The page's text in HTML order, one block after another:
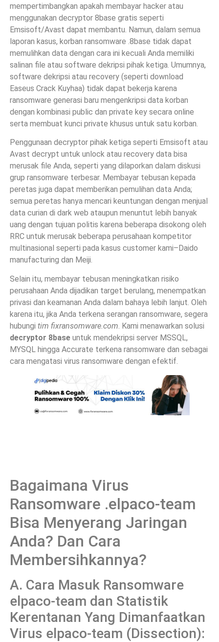
mempertimbangkan apakah membayar hacker atau
menggunakan decryptor 8base gratis seperti
Emsisoft/Avast dapat membantu. Namun, dalam semua
laporan kasus, korban ransomware .8base tidak dapat
memulihkan data dengan cara ini kecuali Anda memiliki
salinan file atau software dekripsi pihak ketiga. Umumnya,
software dekripsi atau recovery (seperti download
Easeus Crack Kuyhaa) tidak dapat bekerja karena
ransomware generasi baru mengenkripsi data korban
dengan kombinasi public dan private key secara online
serta membuat kunci private khusus untuk satu korban.
Penggunaan decryptor pihak ketiga seperti Emsisoft atau
Avast decrypt untuk unlock atau recovery data bisa
merusak file Anda, seperti yang dilaporkan dalam diskusi
grup ransomware terbesar. Membayar tebusan kepada
peretas juga dapat memberikan pemulihan data Anda;
semua peretas hanya mencari keuntungan dengan menjual
data curian di dark web ataupun menuntut lebih banyak
uang dengan tujuan politis karena beberapa disokong oleh
RRC untuk merusak beberapa perusahaan kompetitor
multinasional seperti pada kasus customer kami–Daido
manufacturing dan Meiji.
Selain itu, membayar tebusan meningkatkan risiko
perusahaan Anda dijadikan target berulang, menempatkan
privasi dan keamanan Anda dalam bahaya lebih lanjut. Oleh
karena itu, jika Anda terkena serangan ransomware, segera
hubungi tim fixransomware.com . Kami menawarkan solusi
decryptor 8base untuk mendekripsi server MSSQL,
MYSQL hingga Accurate terkena ransomware dan sebagai
cara mengatasi virus ransomware dengan efektif.
Bagaimana Virus
Ransomware .elpaco-team
Bisa Menyerang Jaringan
Anda? Dan Cara
Membersihkannya?
A. Cara Masuk Ransomware
elpaco-team dan Statistik
Kerentanan Yang Dimanfaatkan
Virus elpaco-team (Dissection):